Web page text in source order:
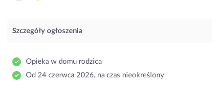
Szczegóły ogłoszenia
Opieka w domu rodzica
Od 24 czerwca 2026, na czas nieokreślony